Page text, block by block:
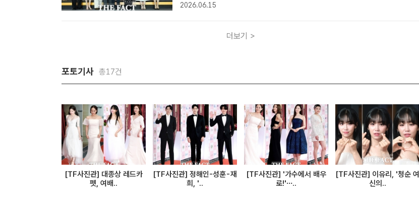
2026.06.15
더보기 >
포토기사 총17건
[TF사진관] 대종상 레드카
펫, 여배..
[TF사진관] 정해인-성훈-재
희, '..
[TF사진관] '가수에서 배우
로!'…..
[TF사진관] 이유리, '청순 여
신의..